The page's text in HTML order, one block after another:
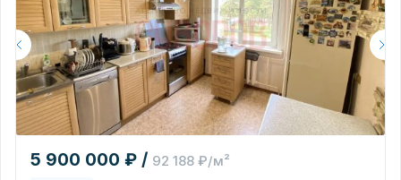
5 900 000 ₽ / 92 188 ₽/м²